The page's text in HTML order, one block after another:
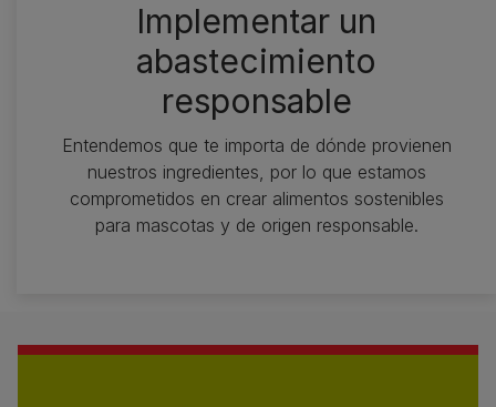
Implementar un
abastecimiento
responsable
Entendemos que te importa de dónde provienen
nuestros ingredientes, por lo que estamos
comprometidos en crear alimentos sostenibles
para mascotas y de origen responsable.